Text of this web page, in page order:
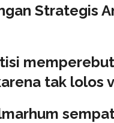
Strategis
tak lolos